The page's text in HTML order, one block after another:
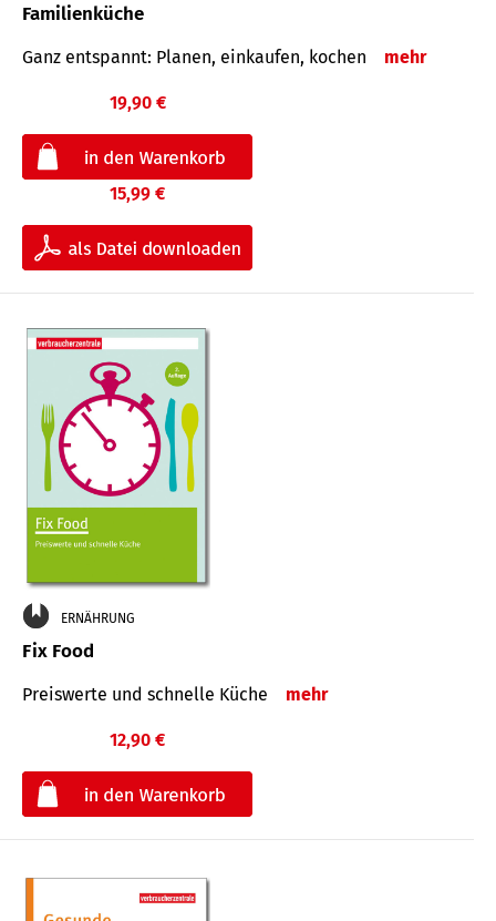
Familienküche
Ganz entspannt: Planen, einkaufen, kochen mehr
19,90 €
15,99 €
ERNÄHRUNG
Fix Food
Preiswerte und schnelle Küche mehr
12,90 €